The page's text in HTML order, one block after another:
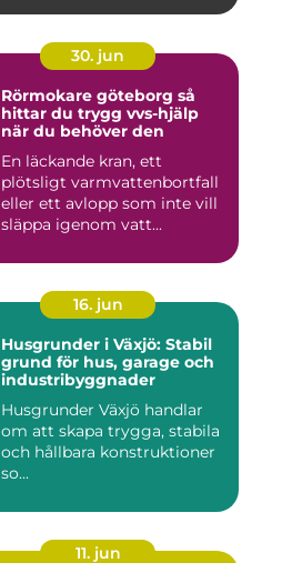
30. jun
Rörmokare göteborg så
hittar du trygg vvs-hjälp
när du behöver den
En läckande kran, ett
plötsligt varmvattenbortfall
eller ett avlopp som inte vill
släppa igenom vatt...
16. jun
Husgrunder i Växjö: Stabil
grund för hus, garage och
industribyggnader
Husgrunder Växjö handlar
om att skapa trygga, stabila
och hållbara konstruktioner
so...
11. jun